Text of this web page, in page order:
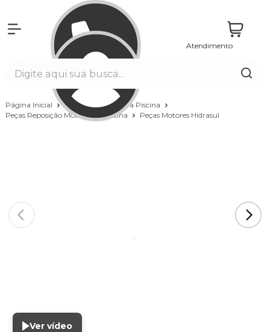
Atendimento
Página Inicial
Equipamentos para Piscina
Peças Reposição Motores de Piscina
Peças Motores Hidrasul
Ver vídeo